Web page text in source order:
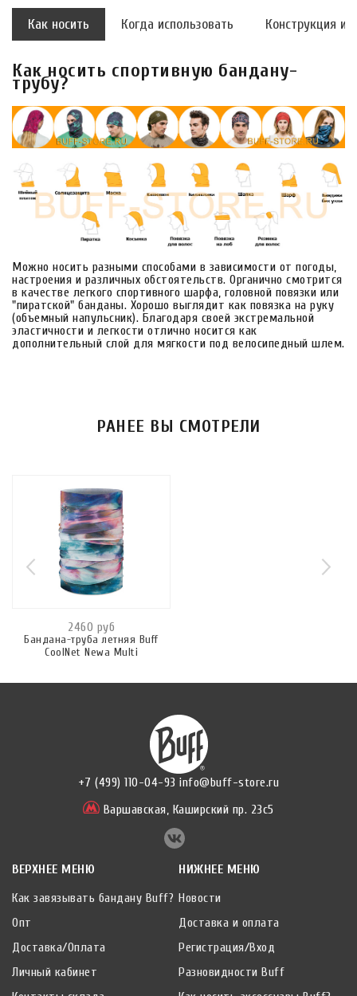
Как носить Когда использовать Конструкция и
Как носить спортивную бандану-
трубу?
Можно носить разными способами в зависимости от погоды,
настроения и различных обстоятельств. Органично смотрится
в качестве легкого спортивного шарфа, головной повязки или
"пиратской" банданы. Хорошо выглядит как повязка на руку
(объемный напульсник). Благодаря своей экстремальной
эластичности и легкости отлично носится как
дополнительный слой для мягкости под велосипедный шлем.
РАНЕЕ ВЫ СМОТРЕЛИ
2460 руб
Бандана-труба летняя Buff
CoolNet Newa Multi
+7 (499) 110-04-93 info@buff-store.ru
Варшавская, Каширский пр. 23с5
ВЕРХНЕЕ МЕНЮ
Как завязывать бандану Buff?
Опт
Доставка/Оплата
Личный кабинет
НИЖНЕЕ МЕНЮ
Новости
Доставка и оплата
Регистрация/Вход
Разновидности Buff